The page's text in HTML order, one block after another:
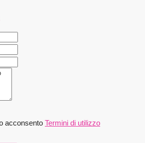
acconsento Termini di utilizzo